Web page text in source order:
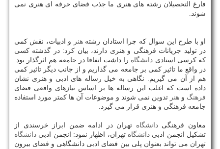
فارغ التحصیلان رشته های هنری ما جذب فضای حرفه ای هنری نمی
شوند.
او با طرح این سوال كه چرا استادان رشتههنر
و ادبیات، نقش كمی
در تولید جریانات فرهنگی و هنری دارند، بیان كرد: در گذشته كسی
كه كرسی استادی دانشگاه را داشت اتفاقا در جامعه هم اثرگذار بود.
در واقع ما تاثیر كمی بر جامعه می گذاریم و از جانب دیگر تاثیر كمی
هم از آن می گیریم. نگاهی به خیل رساله های ادبی و هنری نشان
داده است كه اغلب این رساله ها بر اساس نیازهای واقعی فضای
فرهنگ و هنر تدوین نمی شوند و موضوعات آن ها كمتر مورد استفاده
جامعه فرهنگی و هنری قرار می گیرد.
معاون فرهنگیدانشگاه تهران در ادامه ضمن ابراز خرسندی از
تشكیل انجمن ادبی دانشگاه تهران، اظهار نمود: انجمن ادبی دانشگاه
تهران می تواند بعنوان پلی بین فضای ادبی دانشگاهی و فضای بیرون